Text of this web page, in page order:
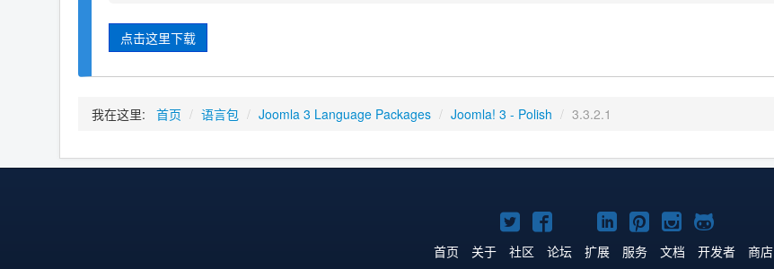
点击这里下载
我在这里: 首页 / 语言包 / Joomla 3 Language Packages / Joomla! 3 - Polish / 3.3.2.1
Twitter
主
Facebook
主
YouTube
主
LinkedIn
主
Pinterest
主
Instagram
主
GitHub
主
首页 关于 社区 论坛 扩展 服务 文档 开发者 商店